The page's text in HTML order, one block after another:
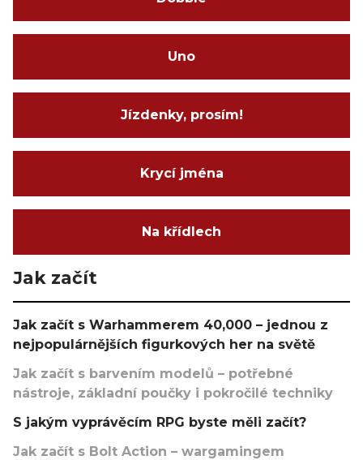
Uno
Jízdenky, prosím!
Krycí jména
Na křídlech
Jak začít
Jak začít s Warhammerem 40,000 – jednou z
nejpopulárnějších figurkových her na světě
Jak začít s barvením modelů – potřebné
nástroje, základní poučky i pokročilé techniky
S jakým vyprávěcím RPG byste měli začít?
Jak začít s Bolt Action – wargamingem